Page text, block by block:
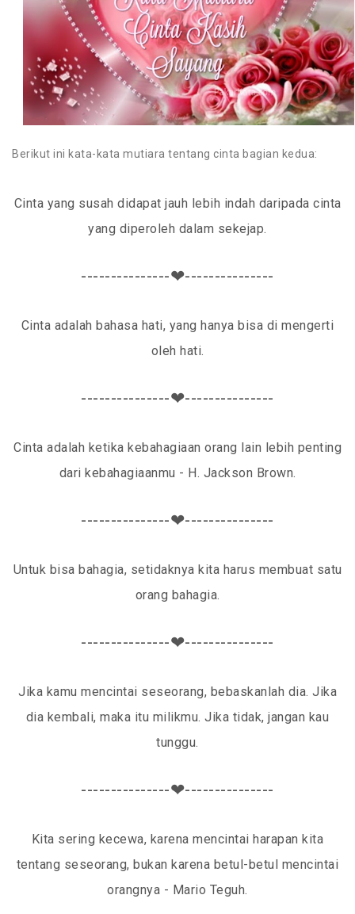
Komputer
Handphone
Printer
Berikut ini kata-kata mutiara tentang cinta bagian kedua:
Cinta yang susah didapat jauh lebih indah daripada cinta
yang diperoleh dalam sekejap.
---------------❤---------------
Cinta adalah bahasa hati, yang hanya bisa di mengerti
oleh hati.
---------------❤---------------
Cinta adalah ketika kebahagiaan orang lain lebih penting
dari kebahagiaanmu - H. Jackson Brown.
---------------❤---------------
Untuk bisa bahagia, setidaknya kita harus membuat satu
orang bahagia.
---------------❤---------------
Jika kamu mencintai seseorang, bebaskanlah dia. Jika
dia kembali, maka itu milikmu. Jika tidak, jangan kau
tunggu.
---------------❤---------------
Kita sering kecewa, karena mencintai harapan kita
tentang seseorang, bukan karena betul-betul mencintai
orangnya - Mario Teguh.